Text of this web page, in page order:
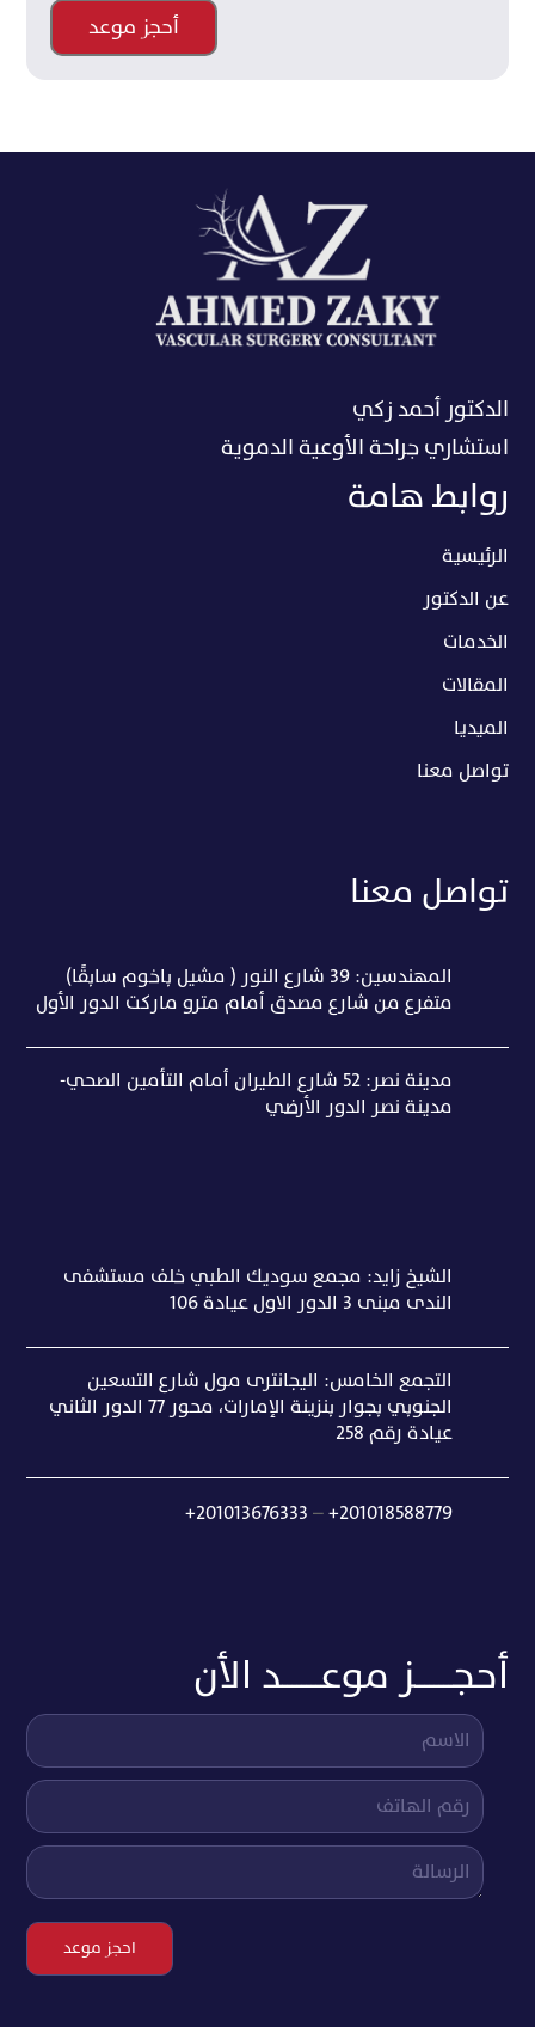
أحجــــــــز موعــــــــد الأن
الشيخ زايد: مجمع سوديك الطبي خلف مستشفى
الندى مبنى ٣ الدور الاول عيادة ١٠٦
التجمع الخامس: اليجانترى مول شارع التسعين
الجنوبي بجوار بنزينة الإمارات، محور 77 الدور الثاني
عيادة رقم 258
+201013676333–+201018588779
تواصل معنا
المهندسين: 39 شارع النور ( مشيل باخوم سابقًا)
متفرع من شارع مصدق أمام مترو ماركت الدور الأول
مدينة نصر: 52 شارع الطيران أمام التأمين الصحي-
مدينة نصر الدور الأرضي
روابط هامة
الرئيسية
عن الدكتور
الخدمات
المقالات
الميديا
تواصل معنا
الدكتور أحمد زكي
استشاري جراحة الأوعية الدموية